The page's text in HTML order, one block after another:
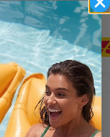
Entrega